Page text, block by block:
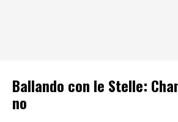
Ballando con le Stelle:
no